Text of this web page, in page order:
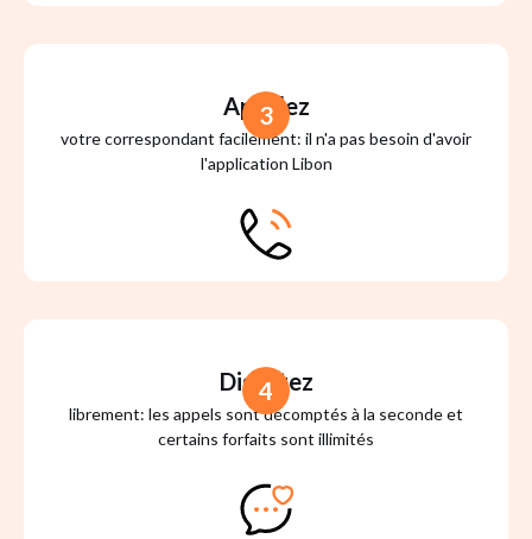
Appelez
votre correspondant facilement: il n'a pas besoin d'avoir
l'application Libon
3
Discutez
librement: les appels sont décomptés à la seconde et
certains forfaits sont illimités
4